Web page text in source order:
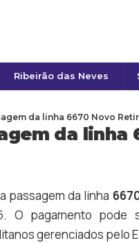
Ribeirão das Neves
da linha
da linha 6670 Novo
passagem da linha
O pagamento pode
gerenciados pelo